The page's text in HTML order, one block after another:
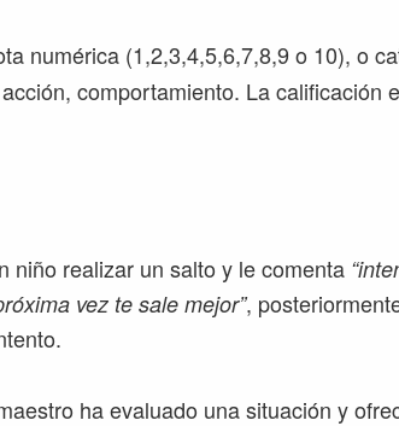
numérica (1,2,3,4,5,6,7,8,9 o 10), o
comportamiento. La calificación
niño realizar un salto y le comenta
vez te sale mejor”,
ha evaluado una situación y